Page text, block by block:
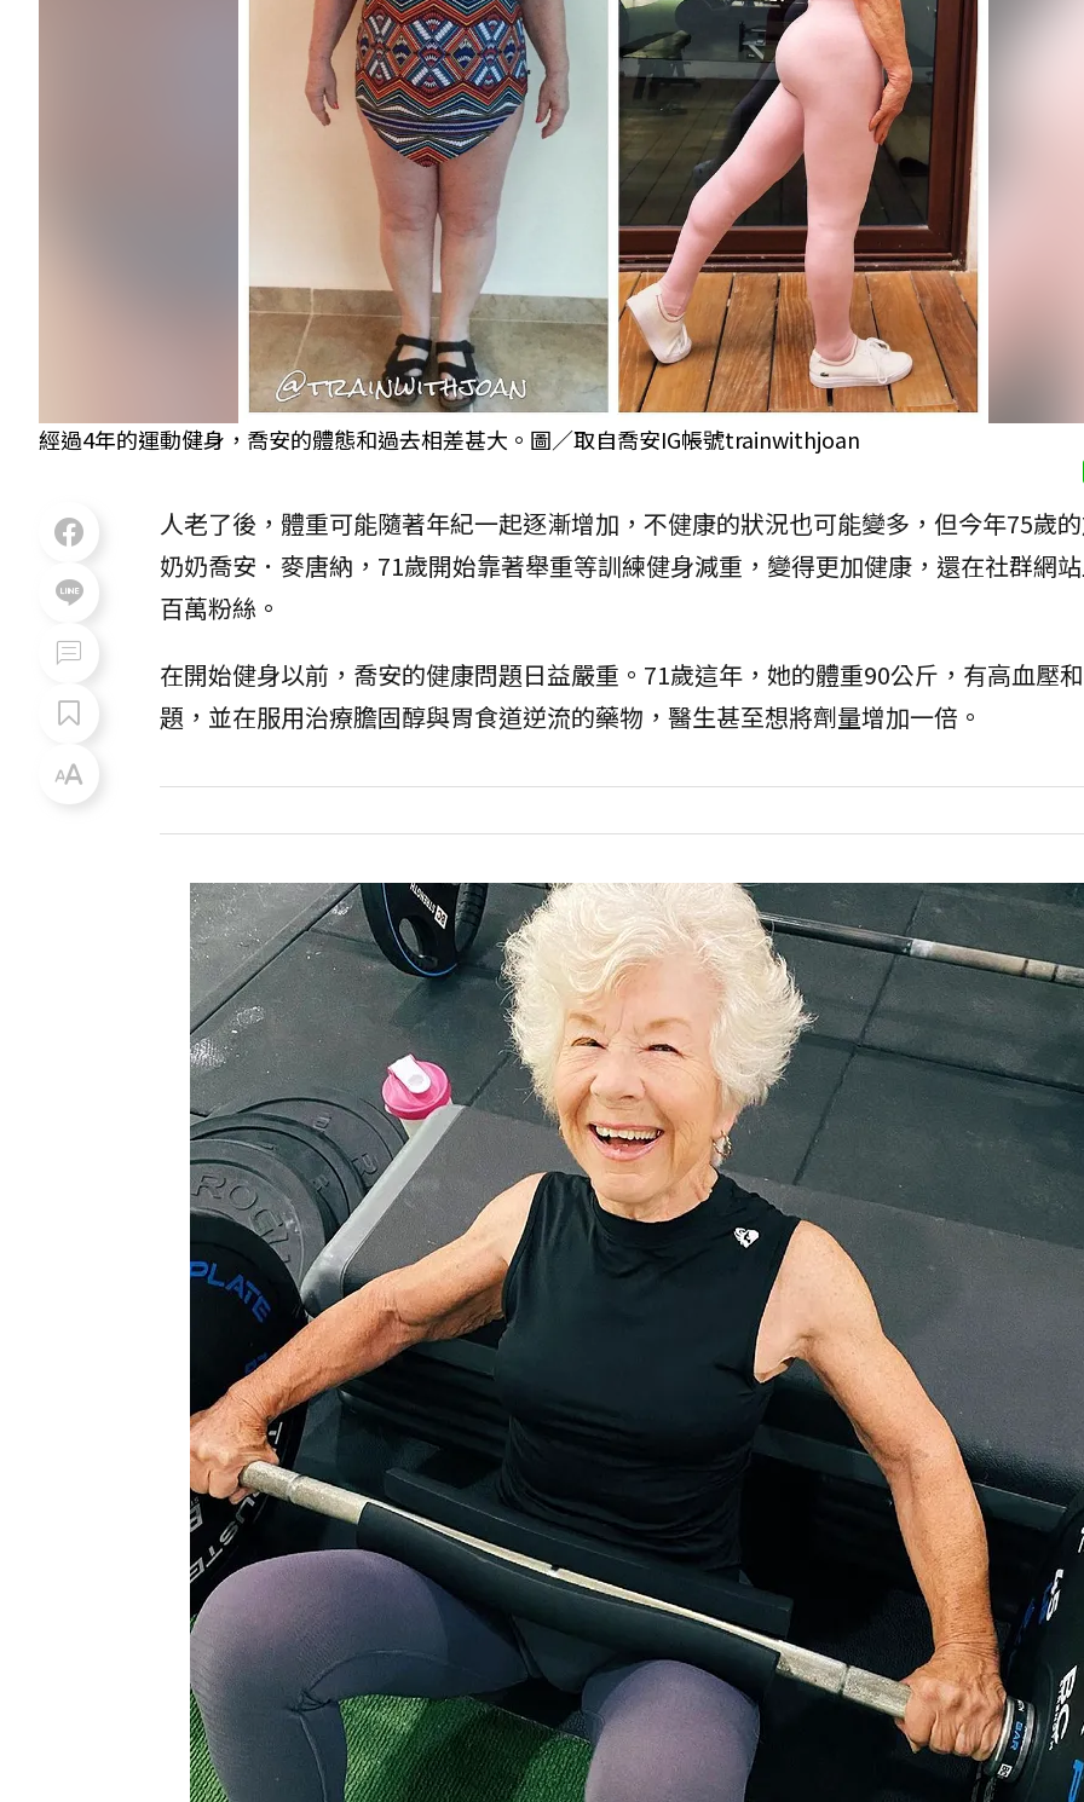
經過4年的運動健身，喬安的體態和過去相差甚大。圖／取自喬安IG帳號trainwithjoan
人老了後，體重可能隨著年紀一起逐漸增加，不健康的狀況也可能變多，但今年75歲
奶奶喬安．麥唐納，71歲開始靠著舉重等訓練健身減重，變得更加健康，還在社群網
百萬粉絲。
在開始健身以前，喬安的健康問題日益嚴重。71歲這年，她的體重90公斤，有高血壓
題，並在服用治療膽固醇與胃食道逆流的藥物，醫生甚至想將劑量增加一倍。